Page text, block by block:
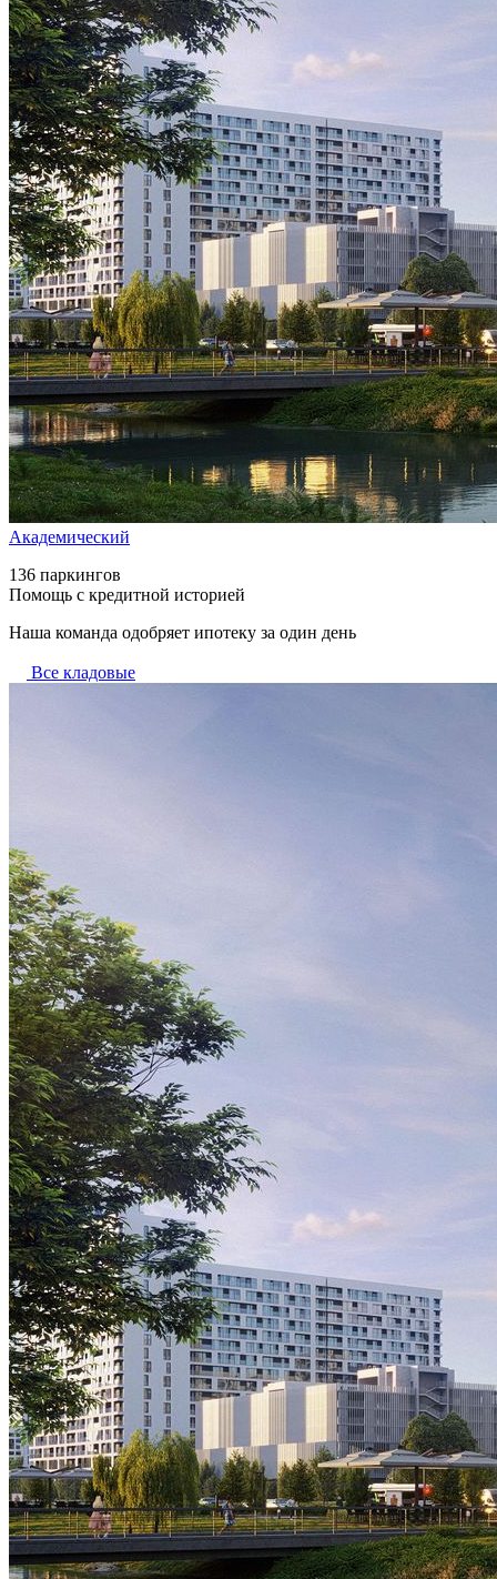
Академический
136 паркингов
Помощь с кредитной историей
Наша команда одобряет ипотеку за один день
Все кладовые